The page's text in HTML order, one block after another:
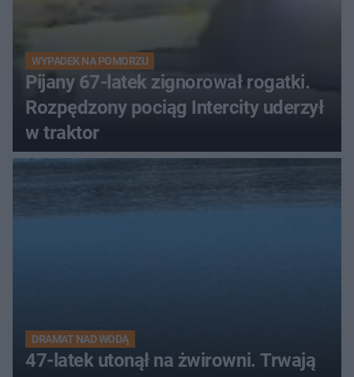
WYPADEK NA POMORZU
Pijany 67-latek zignorował rogatki.
Rozpędzony pociąg Intercity uderzył
w traktor
DRAMAT NAD WODĄ
47-latek utonął na żwirowni. Trwają